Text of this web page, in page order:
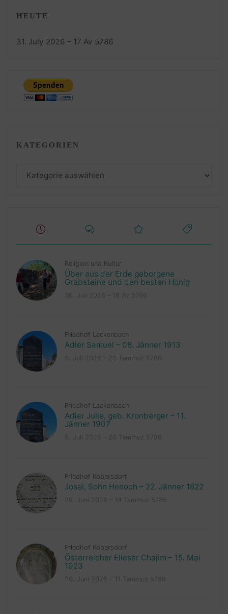
HEUTE
31. July 2026 – 17 Av 5786
KATEGORIEN
Religion und Kultur
Über aus der Erde geborgene
Grabsteine und den besten Honig
Friedhof Lackenbach
Adler Samuel – 08. Jänner 1913
Friedhof Lackenbach
Adler Julie, geb. Kronberger – 11.
Jänner 1907
Friedhof Kobersdorf
Josel, Sohn Henoch – 22. Jänner 1822
Friedhof Kobersdorf
Österreicher Elieser Chajim – 15. Mai
1923